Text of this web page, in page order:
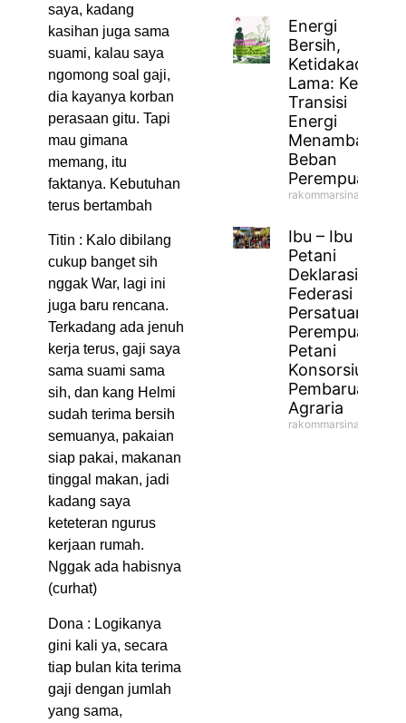
saya, kadang
kasihan juga sama
suami, kalau saya
ngomong soal gaji,
dia kayanya korban
perasaan gitu. Tapi
mau gimana
memang, itu
faktanya. Kebutuhan
terus bertambah
Titin : Kalo dibilang
cukup banget sih
nggak War, lagi ini
juga baru rencana.
Terkadang ada jenuh
kerja terus, gaji saya
sama suami sama
sih, dan kang Helmi
sudah terima bersih
semuanya, pakaian
siap pakai, makanan
tinggal makan, jadi
kadang saya
keteteran ngurus
kerjaan rumah.
Nggak ada habisnya
(curhat)
Dona : Logikanya
gini kali ya, secara
tiap bulan kita terima
gaji dengan jumlah
yang sama,
Energi
Bersih,
Ketidakadilan
Lama: Ketika
Transisi
Energi
Menambah
Beban
Perempuan
rakommarsinahfm
Ibu – Ibu
Petani
Deklarasikan
Federasi
Persatuan
Perempuan
Petani
Konsorsium
Pembaruan
Agraria
rakommarsinahfm